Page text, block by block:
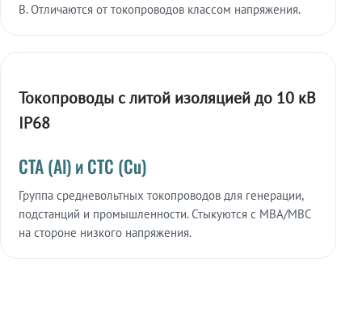
В. Отличаются от токопроводов классом напряжения.
Токопроводы с литой изоляцией до 10 кВ
IP68
СТА (Al) и СТС (Cu)
Группа средневольтных токопроводов для генерации,
подстанций и промышленности. Стыкуются с МВА/МВС
на стороне низкого напряжения.